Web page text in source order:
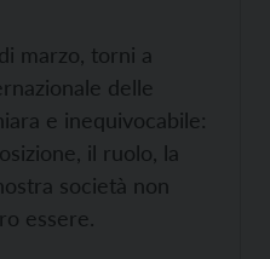
marzo, torni a
delle
e inequivocabile:
il ruolo, la
società non
essere.